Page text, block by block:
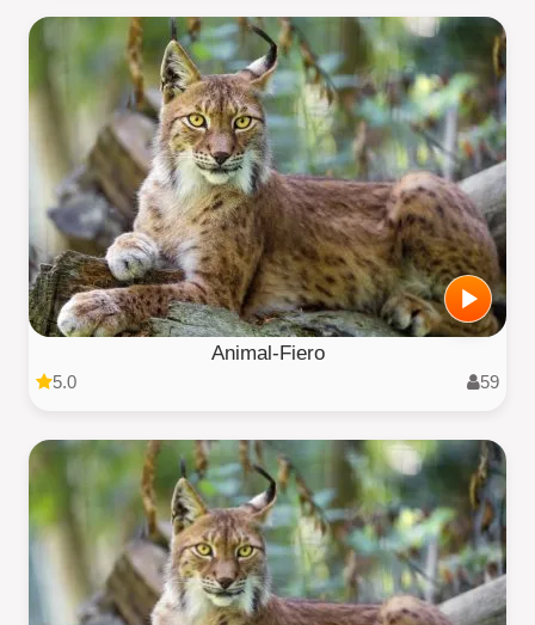
Animal-Fiero
5.0 59